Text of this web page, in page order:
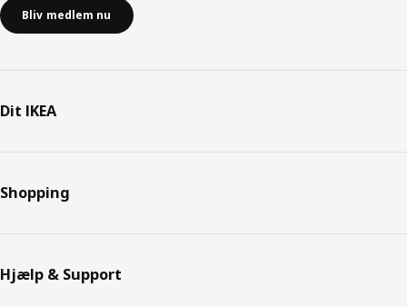
Bliv medlem nu
Dit IKEA
Shopping
Hjælp & Support